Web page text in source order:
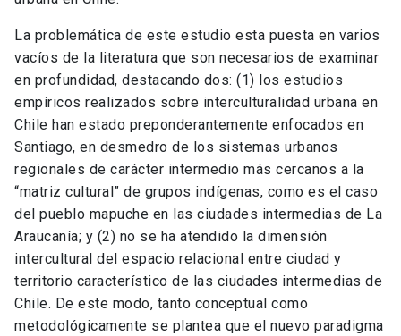
La problemática de este estudio esta puesta en varios
vacíos de la literatura que son necesarios de examinar
en profundidad, destacando dos: (1) los estudios
empíricos realizados sobre interculturalidad urbana en
Chile han estado preponderantemente enfocados en
Santiago, en desmedro de los sistemas urbanos
regionales de carácter intermedio más cercanos a la
“matriz cultural” de grupos indígenas, como es el caso
del pueblo mapuche en las ciudades intermedias de La
Araucanía; y (2) no se ha atendido la dimensión
intercultural del espacio relacional entre ciudad y
territorio característico de las ciudades intermedias de
Chile. De este modo, tanto conceptual como
metodológicamente se plantea que el nuevo paradigma